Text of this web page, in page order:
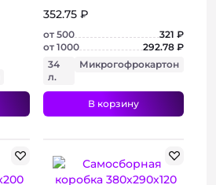
+ 2 фото
352.75 ₽
от 500
321 ₽
от 1000
292.78 ₽
34
л.
Микрогофрокартон
В корзину